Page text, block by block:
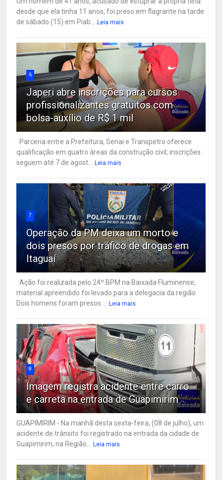
desde que ela tinha 11 anos, foi preso em flagrante na tarde
de sábado (15) em Piab...
Leia mais
6
Japeri abre inscrições para cursos
profissionalizantes gratuitos com
bolsa-auxílio de R$ 1 mil
Parceria entre a Prefeitura, Senai e Transpetro oferece
qualificação em quatro áreas da construção civil; inscrições
seguem até 7 de agost...
Leia mais
7
Operação da PM deixa um morto e
dois presos por tráfico de drogas em
Itaguaí
Ação foi realizada pelo 24º BPM na Baixada Fluminense;
material apreendido foi levado para a delegacia da região
Dois homens foram presos ...
Leia mais
8
Imagem registra acidente entre carro
e carreta na entrada de Guapimirim
GUAPIMIRIM - Na manhã desta sexta-feira, (08 de julho), um
acidente de trânsito foi registrado na entrada da cidade de
Guapimirim, na Região...
Leia mais